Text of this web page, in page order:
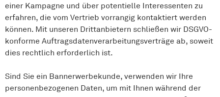
einer Kampagne und über potentielle Interessenten zu
erfahren, die vom Vertrieb vorrangig kontaktiert werden
können. Mit unseren Drittanbietern schließen wir DSGVO-
konforme Auftragsdatenverarbeitungsverträge ab, soweit
dies rechtlich erforderlich ist.
Sind Sie ein Bannerwerbekunde, verwenden wir Ihre
personenbezogenen Daten, um mit Ihnen während der